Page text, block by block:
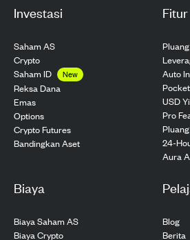
Investasi
Saham AS
Crypto
Saham ID
New
Reksa Dana
Emas
Options
Crypto Futures
Bandingkan Aset
Fitur
Auto
USD
Pro
24-
Aura
Biaya
Biaya Saham AS
Biaya Crypto
Blog
Berita